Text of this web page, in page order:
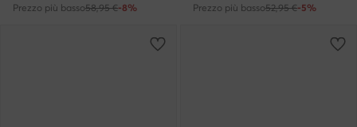
Prezzo più basso58,95 €-8%
Prezzo più basso52,95 €-5%